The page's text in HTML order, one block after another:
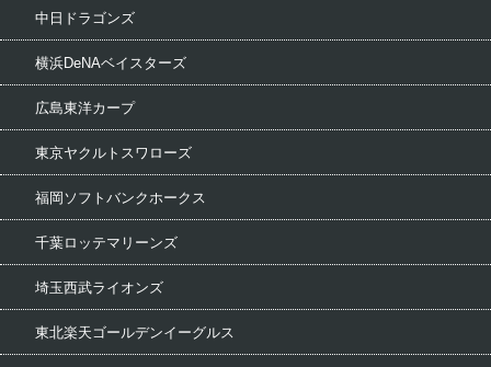
中日ドラゴンズ
横浜DeNAベイスターズ
広島東洋カープ
東京ヤクルトスワローズ
福岡ソフトバンクホークス
千葉ロッテマリーンズ
埼玉西武ライオンズ
東北楽天ゴールデンイーグルス